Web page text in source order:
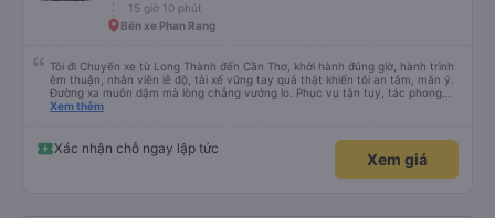
15 giờ 10 phút
Bến xe Phan Rang
Tôi đi Chuyến xe từ Long Thành đến Cần Thơ, khởi hành đúng giờ, hành trình
êm thuận, nhân viên lễ độ, tài xế vững tay quả thật khiến tôi an tâm, mãn ý.
Đường xa muôn dặm mà lòng chẳng vướng lo. Phục vụ tận tụy, tác phong
nghiêm cẩn, hiếm thấy giữa thời buổi kim tiền vội vã. Xã hội loạn đạo. Xin gửi
Xem thêm
Xác nhận chỗ ngay lập tức
Xem giá